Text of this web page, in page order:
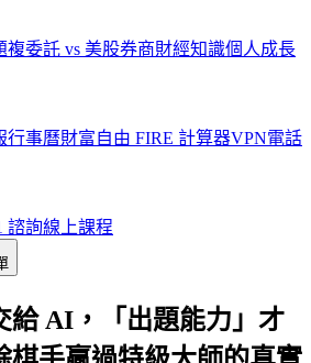
複委託 vs 美股券商財經知識個人成長
行事曆財富自由 FIRE 計算器VPN電話
諮詢線上課程
給 AI，「出題能力」才